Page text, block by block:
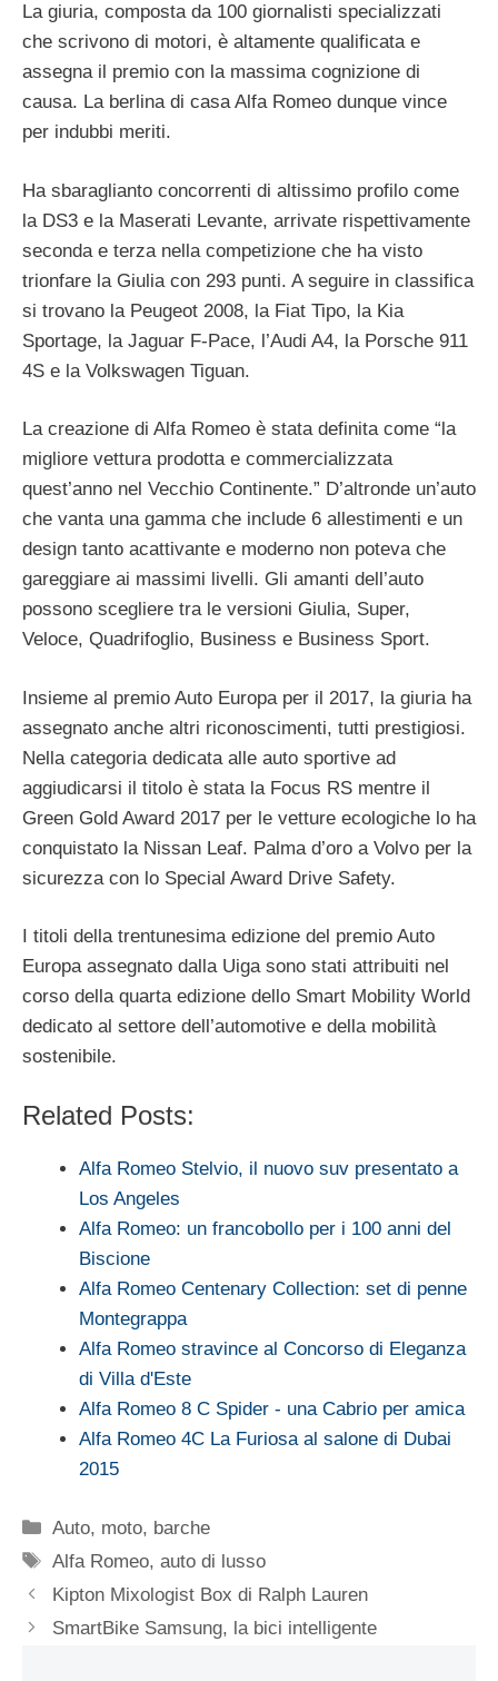
La giuria, composta da 100 giornalisti specializzati
che scrivono di motori, è altamente qualificata e
assegna il premio con la massima cognizione di
causa. La berlina di casa Alfa Romeo dunque vince
per indubbi meriti.
Ha sbaraglianto concorrenti di altissimo profilo come
la DS3 e la Maserati Levante, arrivate rispettivamente
seconda e terza nella competizione che ha visto
trionfare la Giulia con 293 punti. A seguire in classifica
si trovano la Peugeot 2008, la Fiat Tipo, la Kia
Sportage, la Jaguar F-Pace, l’Audi A4, la Porsche 911
4S e la Volkswagen Tiguan.
La creazione di Alfa Romeo è stata definita come “la
migliore vettura prodotta e commercializzata
quest’anno nel Vecchio Continente.” D’altronde un’auto
che vanta una gamma che include 6 allestimenti e un
design tanto acattivante e moderno non poteva che
gareggiare ai massimi livelli. Gli amanti dell’auto
possono scegliere tra le versioni Giulia, Super,
Veloce, Quadrifoglio, Business e Business Sport.
Insieme al premio Auto Europa per il 2017, la giuria ha
assegnato anche altri riconoscimenti, tutti prestigiosi.
Nella categoria dedicata alle auto sportive ad
aggiudicarsi il titolo è stata la Focus RS mentre il
Green Gold Award 2017 per le vetture ecologiche lo ha
conquistato la Nissan Leaf. Palma d’oro a Volvo per la
sicurezza con lo Special Award Drive Safety.
I titoli della trentunesima edizione del premio Auto
Europa assegnato dalla Uiga sono stati attribuiti nel
corso della quarta edizione dello Smart Mobility World
dedicato al settore dell’automotive e della mobilità
sostenibile.
Related Posts:
Alfa Romeo Stelvio, il nuovo suv presentato a
Los Angeles
Alfa Romeo: un francobollo per i 100 anni del
Biscione
Alfa Romeo Centenary Collection: set di penne
Montegrappa
Alfa Romeo stravince al Concorso di Eleganza
di Villa d'Este
Alfa Romeo 8 C Spider - una Cabrio per amica
Alfa Romeo 4C La Furiosa al salone di Dubai
2015
Categorie
Auto, moto, barche
Tag
Alfa Romeo,auto di lusso
Kipton Mixologist Box di Ralph Lauren
SmartBike Samsung, la bici intelligente